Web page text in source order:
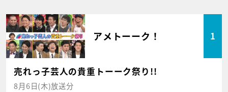
アメトーーク！ 1
売れっ子芸人の貴重トーーク祭り!!
8月6日(木)放送分